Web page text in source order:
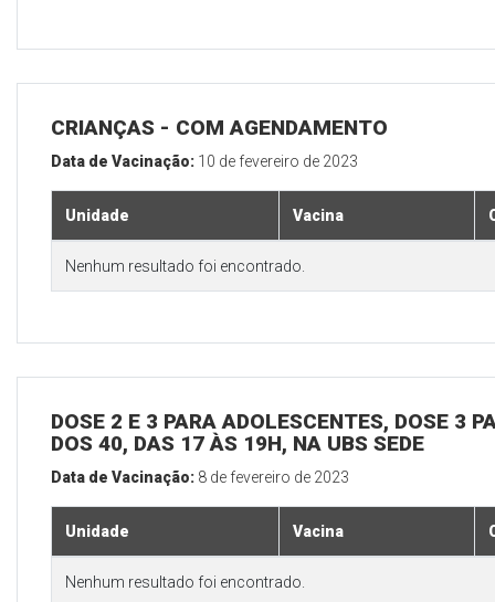
CRIANÇAS - COM AGENDAMENTO
Data de Vacinação: 10 de fevereiro de 2023
Unidade Vacina
Nenhum resultado foi encontrado.
DOSE 2 E 3 PARA ADOLESCENTES, DOSE 3
DOS 40, DAS 17 ÀS 19H, NA UBS SEDE
Data de Vacinação: 8 de fevereiro de 2023
Unidade Vacina
Nenhum resultado foi encontrado.